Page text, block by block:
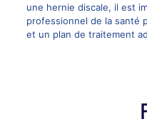
une hernie discale, il est
professionnel de la santé
et un plan de traitement